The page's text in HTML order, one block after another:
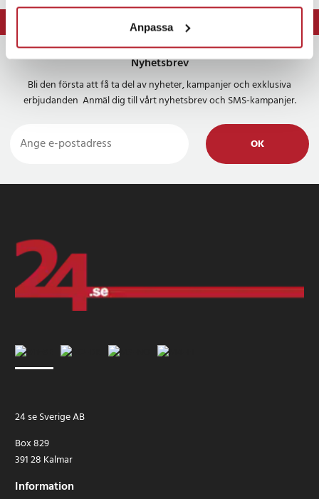
Anpassa
⭐ 365 dagars öppet köp
Nyhetsbrev
Bli den första att få ta del av nyheter, kampanjer och exklusiva
erbjudanden Anmäl dig till vårt nyhetsbrev och SMS-kampanjer.
OK
24 se Sverige AB
Box 829
391 28 Kalmar
Information